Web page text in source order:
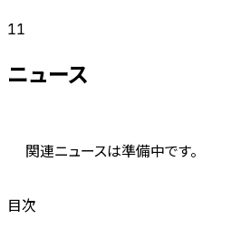
11
ニュース
関連ニュースは準備中です。
目次